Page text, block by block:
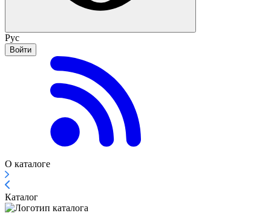
Рус
Войти
О каталоге
Каталог